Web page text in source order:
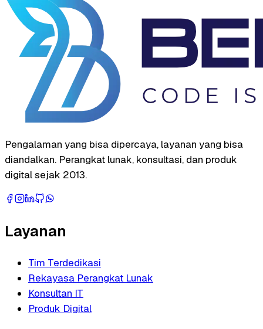
Pengalaman yang bisa dipercaya, layanan yang bisa
diandalkan. Perangkat lunak, konsultasi, dan produk
digital sejak 2013.
Layanan
Tim Terdedikasi
Rekayasa Perangkat Lunak
Konsultan IT
Produk Digital